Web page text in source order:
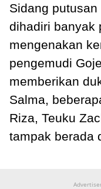
Sidang
dihadiri banyak
mengenakan
pengemudi
memberikan
Salma,
Riza, Teuku
tampak berada